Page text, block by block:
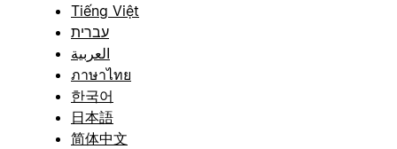
Tiếng Việt
עברית
العربية
ภาษาไทย
한국어
日本語
简体中文